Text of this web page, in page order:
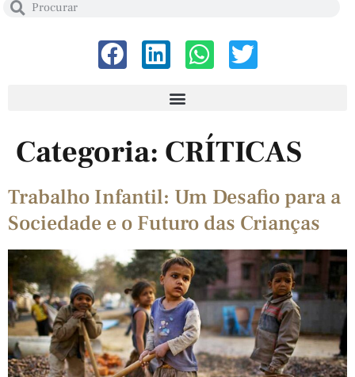
Categoria: CRÍTICAS
Trabalho Infantil: Um Desafio para a
Sociedade e o Futuro das Crianças